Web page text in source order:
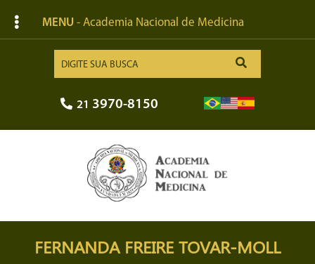
MENU - Academia Nacional de Medicina
21 3970-8150
FERNANDA FREIRE TOVAR-MOLL